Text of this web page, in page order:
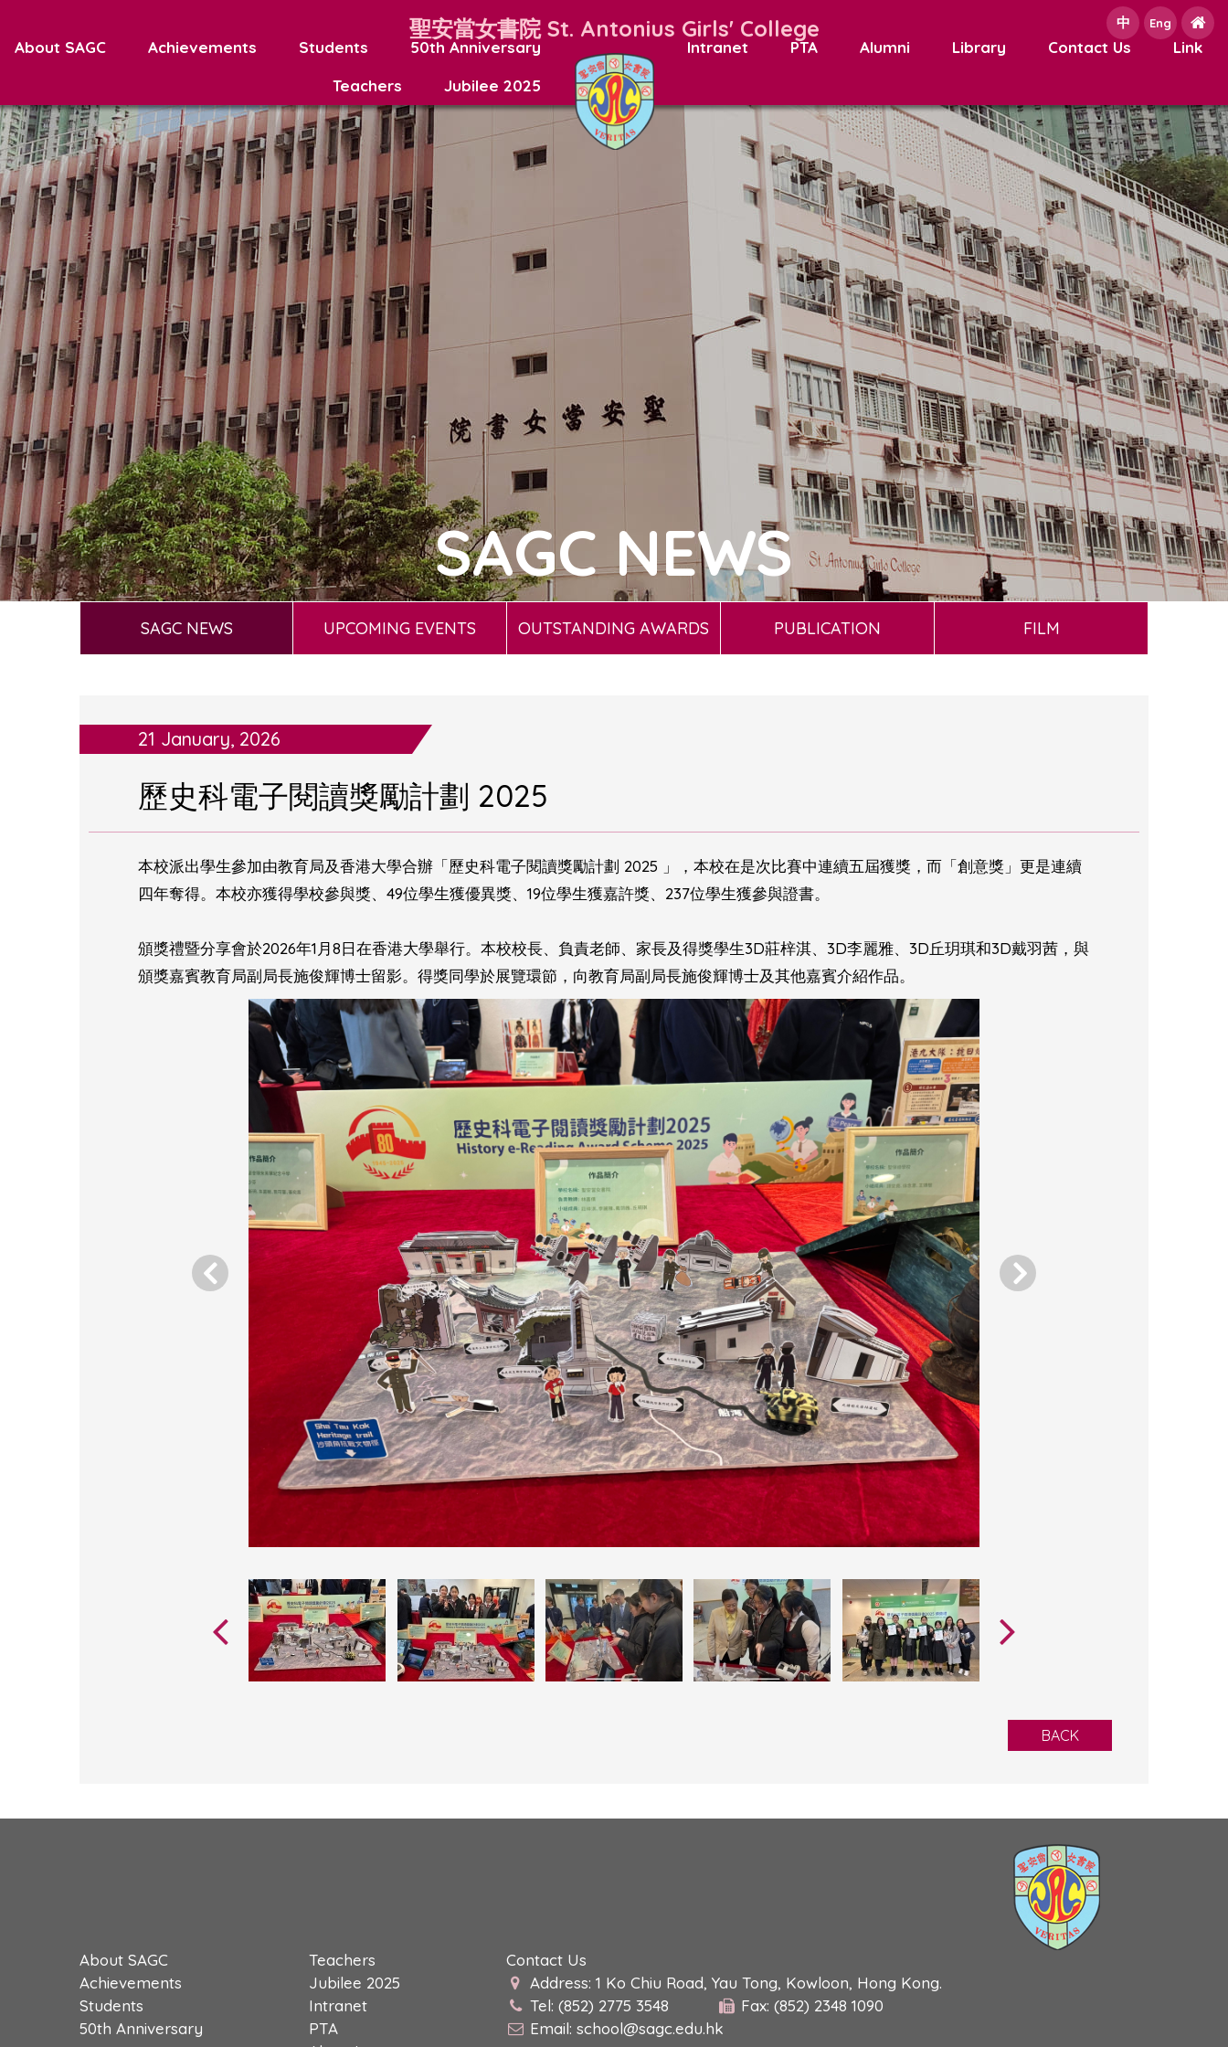
聖安當女書院 St. Antonius Girls' College 中 Eng
About SAGC Achievements Students
50th Anniversary
Teachers
Jubilee 2025
Intranet PTA Alumni Library Contact Us Link
SAGC NEWS
SAGC NEWS UPCOMING EVENTS OUTSTANDING AWARDS PUBLICATION FILM
21 January, 2026
歷史科電子閱讀獎勵計劃 2025
本校派出學生參加由教育局及香港大學合辦「歷史科電子閱讀獎勵計劃 2025 」，本校在是次比賽中連續五屆獲獎，而「創意獎」更是連續
四年奪得。本校亦獲得學校參與獎、49位學生獲優異獎、19位學生獲嘉許獎、237位學生獲參與證書。
頒獎禮暨分享會於2026年1月8日在香港大學舉行。本校校長、負責老師、家長及得獎學生3D莊梓淇、3D李麗雅、3D丘玥琪和3D戴羽茜，與
頒獎嘉賓教育局副局長施俊輝博士留影。得獎同學於展覽環節，向教育局副局長施俊輝博士及其他嘉賓介紹作品。
BACK
About SAGC
Achievements
Students
50th Anniversary
Teachers
Jubilee 2025
Intranet
PTA
Contact Us
Address: 1 Ko Chiu Road, Yau Tong, Kowloon, Hong Kong.
Tel: (852) 2775 3548
Fax: (852) 2348 1090
Email: school@sagc.edu.hk